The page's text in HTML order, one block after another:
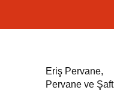
Eriş Pervane,
Pervane ve Şaft